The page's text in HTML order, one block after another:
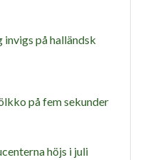
på halländsk
på fem sekunder
höjs i juli